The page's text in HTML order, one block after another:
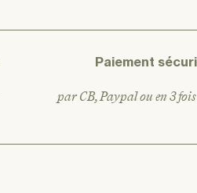
Paiement
par CB, Paypal ou en 3